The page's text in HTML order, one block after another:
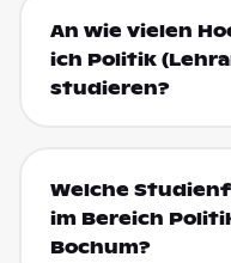
An wie vielen
ich Politik
studieren?
Welche
im Bereich
Bochum?